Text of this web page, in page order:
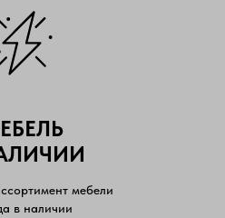
мебели
в наличии